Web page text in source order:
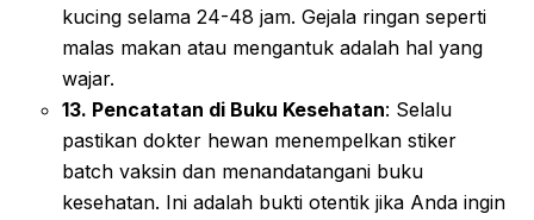
kucing selama 24-48 jam. Gejala ringan seperti
malas makan atau mengantuk adalah hal yang
wajar.
13. Pencatatan di Buku Kesehatan: Selalu
pastikan dokter hewan menempelkan stiker
batch vaksin dan menandatangani buku
kesehatan. Ini adalah bukti otentik jika Anda ingin